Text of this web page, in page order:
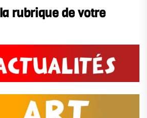
rubrique de votre